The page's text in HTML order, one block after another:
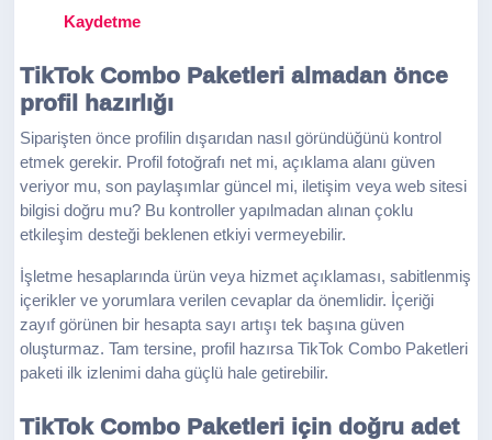
Kaydetme
TikTok Combo Paketleri almadan önce
profil hazırlığı
Siparişten önce profilin dışarıdan nasıl göründüğünü kontrol
etmek gerekir. Profil fotoğrafı net mi, açıklama alanı güven
veriyor mu, son paylaşımlar güncel mi, iletişim veya web sitesi
bilgisi doğru mu? Bu kontroller yapılmadan alınan çoklu
etkileşim desteği beklenen etkiyi vermeyebilir.
İşletme hesaplarında ürün veya hizmet açıklaması, sabitlenmiş
içerikler ve yorumlara verilen cevaplar da önemlidir. İçeriği
zayıf görünen bir hesapta sayı artışı tek başına güven
oluşturmaz. Tam tersine, profil hazırsa TikTok Combo Paketleri
paketi ilk izlenimi daha güçlü hale getirebilir.
TikTok Combo Paketleri için doğru adet